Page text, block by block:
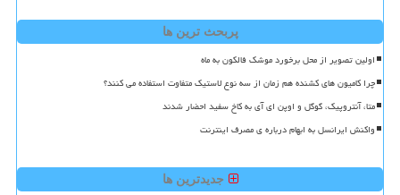
پربحث ترین ها
اولین تصویر از محل برخورد موشک فالکون به ماه
چرا کامیون های کشنده هم زمان از سه نوع لاستیک متفاوت استفاده می کنند؟
متا، آنتروپیک، گوگل و اوپن ای آی به کاخ سفید احضار شدند
واکنش ایرانسل به ابهام درباره ی مصرف اینترنت
جدیدترین ها